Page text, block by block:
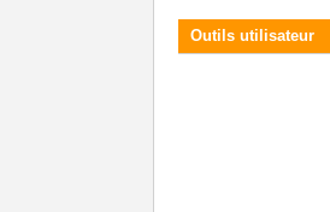
Outils utilisateur